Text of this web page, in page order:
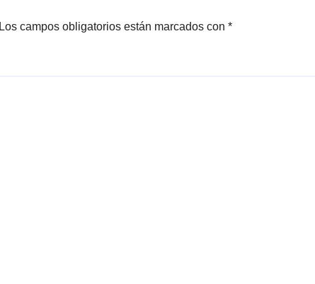
Los campos obligatorios están marcados con *